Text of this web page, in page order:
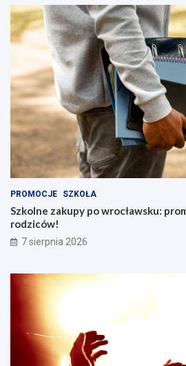
PROMOCJE SZKOŁA
Szkolne zakupy po wrocławsku:
rodziców!
7 sierpnia 2026